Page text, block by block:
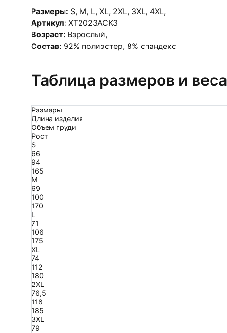
Размеры: S, M, L, XL, 2XL, 3XL, 4XL,
Артикул: XT2023ACK3
Возраст: Взрослый,
Состав: 92% полиэстер, 8% спандекс
Таблица размеров и веса
Размеры
Длина изделия
Объем груди
Рост
S
66
94
165
M
69
100
170
L
71
106
175
XL
74
112
180
2XL
76,5
118
185
3XL
79